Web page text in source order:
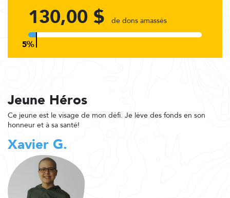
130,00 $ de dons amassés
Jeune Héros
Ce jeune est le visage de mon défi. Je lève des fonds en son
honneur et à sa santé!
Xavier G.